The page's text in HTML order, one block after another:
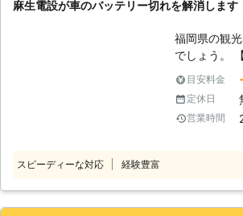
業！】 弊社
テリーが搭
して、電気
ャンプスタ
【迅速な対
です。車が
しまうので、
麻生電設が車のバッテリー切れを解消しま
福岡県の観
でしょう。 【福岡の観光地例】 ▼JR博多シティ ▼マリンワールド海の中道
▼博多 由布院・武雄温泉万
中、または
台無しです
復旧のため
ることができるのです。 例えば、万
に来てゆっ
目安料金
定休日
営業時間
スピーディーな対応 経験豊富